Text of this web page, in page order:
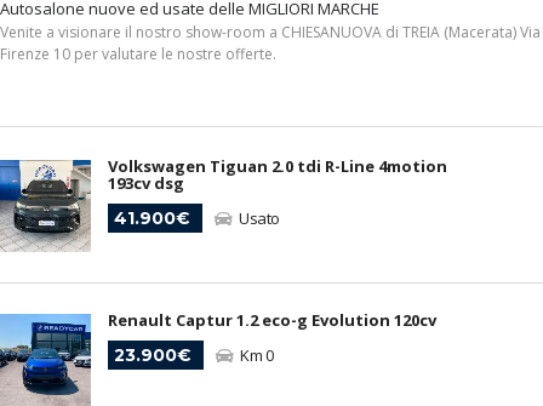
Autosalone nuove ed usate delle MIGLIORI MARCHE
Venite a visionare il nostro show-room a CHIESANUOVA di TREIA (Macerata) Via
Firenze 10 per valutare le nostre offerte.
Volkswagen Tiguan 2.0 tdi R-Line 4motion
193cv dsg
41.900€
Usato
Renault Captur 1.2 eco-g Evolution 120cv
23.900€
Km 0